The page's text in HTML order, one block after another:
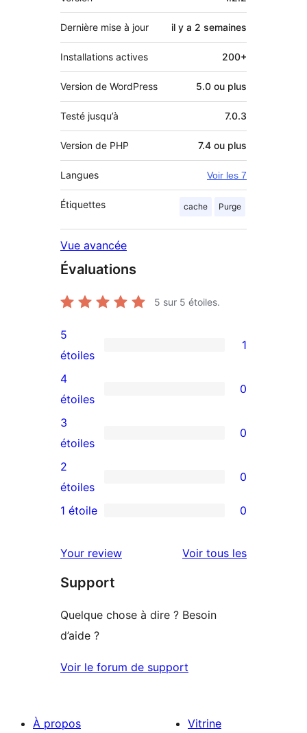
Dernière mise à jour il y a 2 semaines
Installations actives 200+
Version de WordPress 5.0 ou plus
Testé jusqu’à 7.0.3
Version de PHP 7.4 ou plus
Langues Voir les 7
Étiquettes cache Purge
Vue avancée
Évaluations
5 sur 5 étoiles.
1
avis
à
5
étoile
5
étoiles
1
0
avis
à
4
étoile
4
étoiles
0
0
avis
à
3
3
étoiles
0
0
avis
2
2
étoiles
0
à
1
1 étoile 0
Your review Voir tous lesavis
Support
Quelque chose à dire ? Besoin
d’aide ?
Voir le forum de support
À propos
Vitrine